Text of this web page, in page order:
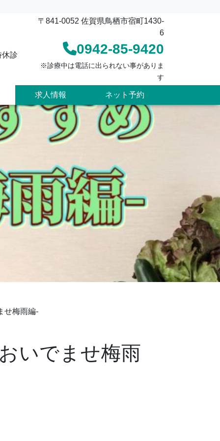
休診
〒841-0052 佐賀県鳥栖市宿町1430-
6
0942-85-9420
※診療中は電話に出られない事がありま
す
求人情報 ネット予約
せ梅雨編-
いでませ梅雨